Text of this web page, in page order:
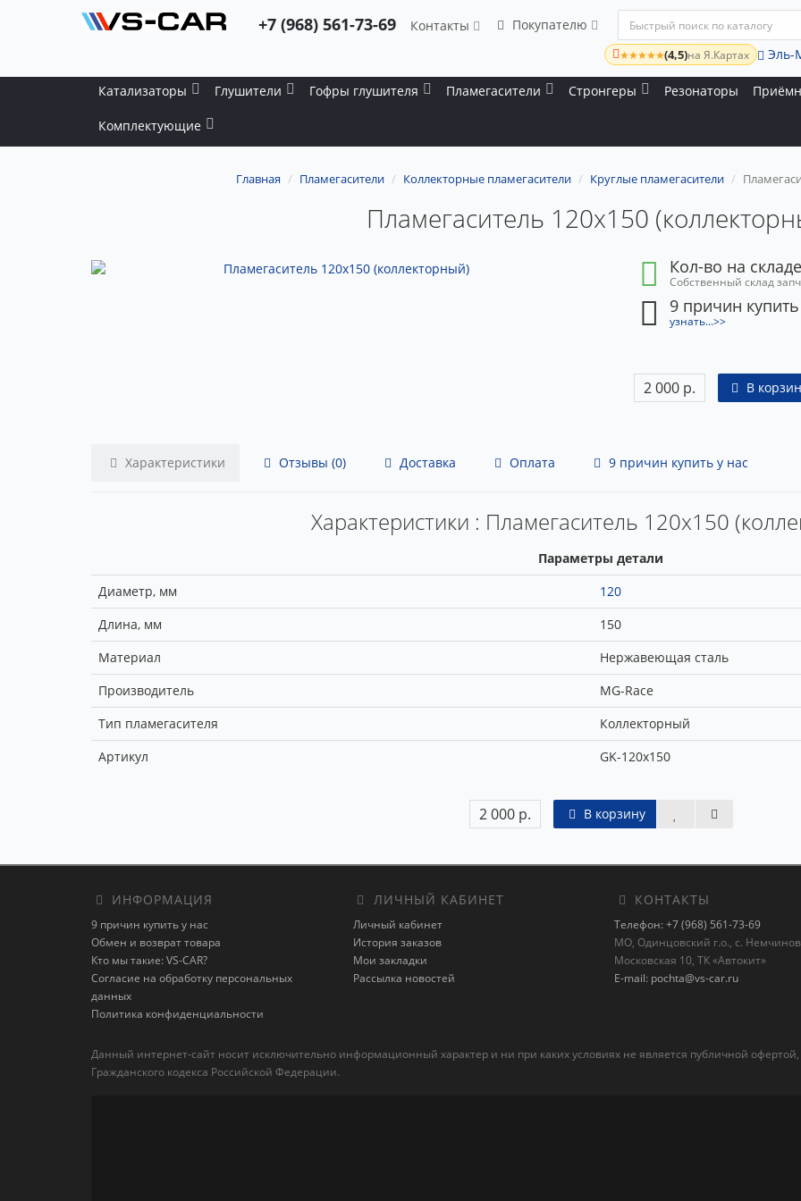
+7 (968) 561-73-69 Контакты Покупателю
★★★★★(4,5)на Я.Картах Эль-
Катализаторы Глушители Гофры глушителя Пламегасители Стронгеры Резонаторы
Комплектующие
Главная Пламегасители Коллекторные пламегасители Круглые пламегасители
Пламегаситель 120x150
Кол-во на
Собственный склад
9 причин
узнать...>>
2 000 р. В
Характеристики Отзывы (0) Доставка Оплата 9 причин купить у нас
Характеристики : Пламегаситель 120x150
Параметры детали
Диаметр, мм
120
Длина, мм
150
Материал
Нержавеющая сталь
Производитель
MG-Race
Тип пламегасителя
Коллекторный
Артикул
GK-120x150
2 000 р. В корзину
ИНФОРМАЦИЯ
9 причин купить у нас
Обмен и возврат товара
Кто мы такие: VS-CAR?
Согласие на обработку персональных
данных
Политика конфиденциальности
ЛИЧНЫЙ КАБИНЕТ
Личный кабинет
История заказов
Мои закладки
Рассылка новостей
КОНТАКТЫ
Телефон: +7 (968) 561-73-69
МО, Одинцовский г.о., с.
Московская 10, ТК «Автокит»
E-mail: pochta@vs-car.ru
Данный интернет-сайт носит исключительно информационный характер и ни при каких условиях не является публичной
Гражданского кодекса Российской Федерации.